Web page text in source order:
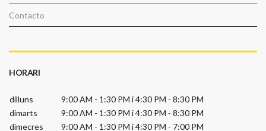
Contacto
HORARI
dilluns 9:00 AM - 1:30 PM i4:30 PM - 8:30 PM
dimarts
9:00 AM - 1:30 PM i4:30 PM - 8:30 PM
dimecres
9:00 AM - 1:30 PM i4:30 PM - 7:00 PM